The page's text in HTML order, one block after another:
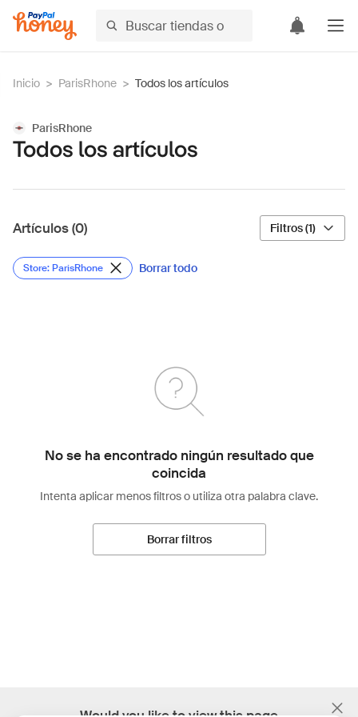
Inicio > ParisRhone > Todos los artículos
ParisRhone
Todos los artículos
Artículos (0) Filtros (1)
Store: ParisRhone Borrar todo
No se ha encontrado ningún resultado que
coincida
Intenta aplicar menos filtros o utiliza otra palabra clave.
Borrar filtros